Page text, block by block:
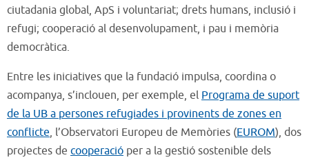
ciutadania global, ApS i voluntariat; drets humans, inclusió i
refugi; cooperació al desenvolupament, i pau i memòria
democràtica.
Entre les iniciatives que la fundació impulsa, coordina o
acompanya, s’inclouen, per exemple, el Programa de suport
de la UB a persones refugiades i provinents de zones en
conflicte, l’Observatori Europeu de Memòries (EUROM), dos
projectes de cooperació per a la gestió sostenible dels